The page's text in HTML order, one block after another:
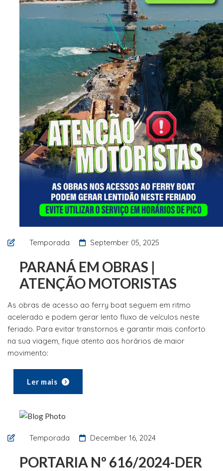
Temporada September 05, 2025
PARANÁ EM OBRAS |
ATENÇÃO MOTORISTAS
As obras de acesso ao ferry boat seguem em ritmo
acelerado e podem gerar lento fluxo de veículos neste
feriado. Para evitar transtornos e garantir mais conforto
na sua viagem, fique atento aos horários de maior
movimento:
Ler mais
Temporada December 16, 2024
PORTARIA Nº 616/2024-DER